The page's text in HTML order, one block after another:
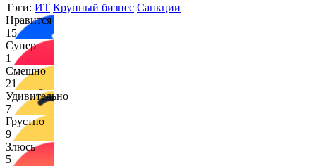
Тэги: ИТ Крупный бизнес Санкции
Нравится
15
Супер
1
Смешно
21
Удивительно
7
Грустно
9
Злюсь
5